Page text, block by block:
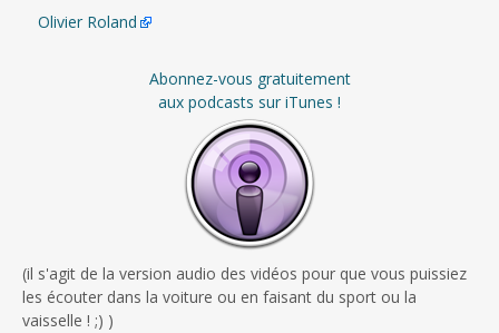
Olivier Roland
Abonnez-vous gratuitement
aux podcasts sur iTunes !
(il s'agit de la version audio des vidéos pour que vous puissiez
les écouter dans la voiture ou en faisant du sport ou la
vaisselle ! ;) )